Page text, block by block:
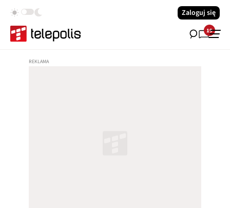
Zaloguj się
19